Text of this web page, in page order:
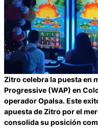
Zitro celebra la puesta en
Progressive (WAP) en
operador Opalsa. Este
apuesta de Zitro por el
consolida su posición